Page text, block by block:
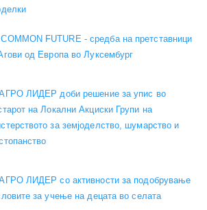
FUTURE - средба на претставници
од Европа во Луксембург
ЛИДЕР доби решение за упис во
на Локални Акциски Групи на
за земјоделство, шумарство и
ЛИДЕР со активности за подобрување
за учење на децата во селата